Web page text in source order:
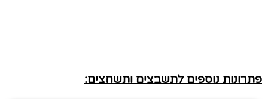
פתרונות נוספים לתשבצים ותשחצים: